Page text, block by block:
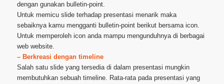
dengan gunakan bulletin-point.
Untuk memicu slide terhadap presentasi menarik maka
sebaiknya kamu mengganti bulletin-point berikut bersama icon.
Untuk memperoleh icon anda mampu mengunduhnya di berbagai
web website.
– Berkreasi dengan timeline
Salah satu slide yang tersedia di dalam presentasi mungkin
membutuhkan sebuah timeline. Rata-rata pada presentasi yang